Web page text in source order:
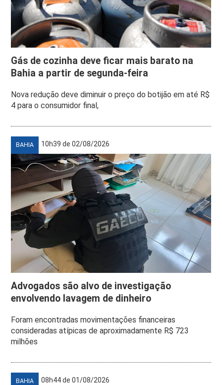
Gás de cozinha deve ficar mais barato na
Bahia a partir de segunda-feira
Nova redução deve diminuir o preço do botijão em até R$
4 para o consumidor final,
BAHIA 10h39 de 02/08/2026
Advogados são alvo de investigação
envolvendo lavagem de dinheiro
Foram encontradas movimentações financeiras
consideradas atípicas de aproximadamente R$ 723
milhões
BAHIA 08h44 de 01/08/2026